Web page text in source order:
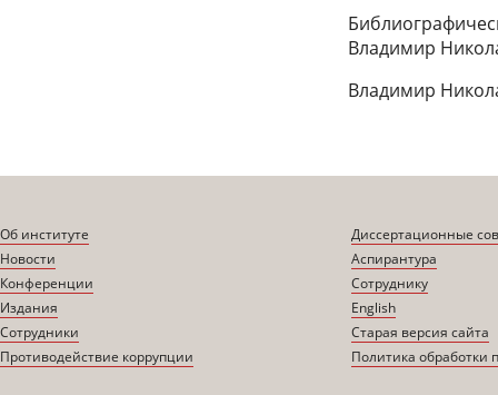
Владимир
Владимир
Об институте
Новости
Конференции
Издания
Сотрудники
Противодействие коррупции
Диссертационные
Аспирантура
Сотруднику
English
Старая версия сайта
Политика обработки